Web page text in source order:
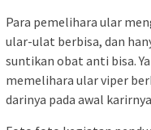
Para pemelihara ular
ular-ulat berbisa, dan
suntikan obat anti bisa.
memelihara ular viper
darinya pada awal